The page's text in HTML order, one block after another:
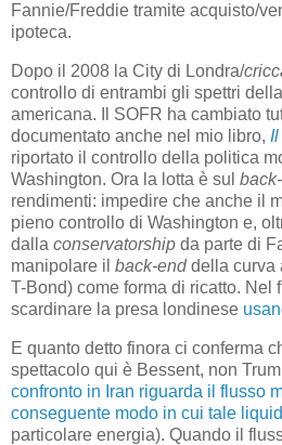
Fannie/Freddie tramite acquisto/
ipoteca.
Dopo il 2008 la City di Londra/
controllo di entrambi gli spettri
americana. Il SOFR ha cambiato
documentato anche nel mio libro,
riportato il controllo della politica
Washington. Ora la lotta è sul
rendimenti: impedire che anche il
pieno controllo di Washington e,
dalla conservatorship da parte di
manipolare il back-enddella curva
T-Bond) come forma di ricatto. Nel
scardinare la presa londinese
E quanto detto finora ci conferma
spettacolo qui è Bessent, non
confronto in Iran riguarda il flusso
conseguente modo in cui tale
particolare energia). Quando il